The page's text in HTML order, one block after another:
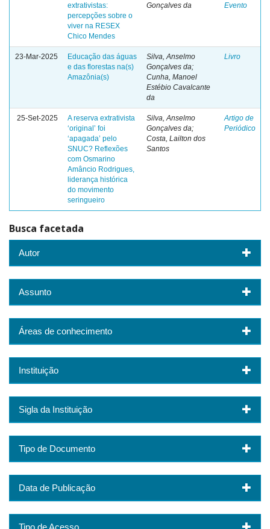
extrativistas:
percepções sobre o
viver na RESEX
Chico Mendes
Gonçalves da
Evento
23-Mar-2025
Educação das águas
e das florestas na(s)
Amazônia(s)
Silva, Anselmo
Gonçalves da;
Cunha, Manoel
Estébio Cavalcante
da
Livro
25-Set-2025
A reserva extrativista
‘original’ foi
‘apagada’ pelo
SNUC? Reflexões
com Osmarino
Amâncio Rodrigues,
liderança histórica
do movimento
seringueiro
Silva, Anselmo
Gonçalves da;
Costa, Lailton dos
Santos
Artigo de
Periódico
Busca facetada
Autor
Assunto
Áreas de conhecimento
Instituição
Sigla da Instituição
Tipo de Documento
Data de Publicação